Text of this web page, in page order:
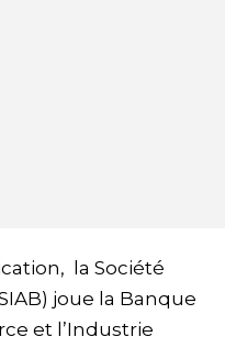
la Société
joue la Banque
et l’Industrie